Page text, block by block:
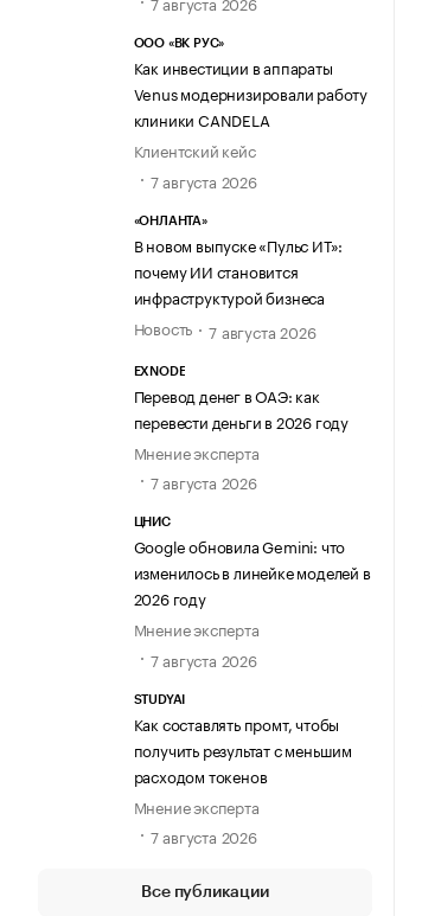
ООО «ВК РУС»
Как инвестиции в аппараты
Venus модернизировали работу
клиники CANDELA
Клиентский кейс
7 августа 2026
«ОНЛАНТА»
В новом выпуске «Пульс ИТ»:
почему ИИ становится
инфраструктурой бизнеса
Новость
7 августа 2026
EXNODE
Перевод денег в ОАЭ: как
перевести деньги в 2026 году
Мнение эксперта
7 августа 2026
ЦНИС
Google обновила Gemini: что
изменилось в линейке моделей в
2026 году
Мнение эксперта
7 августа 2026
STUDYAI
Как составлять промт, чтобы
получить результат с меньшим
расходом токенов
Мнение эксперта
7 августа 2026
Все публикации